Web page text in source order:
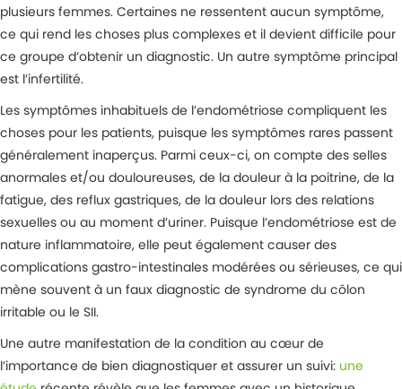
plusieurs femmes. Certaines ne ressentent aucun symptôme,
ce qui rend les choses plus complexes et il devient difficile pour
ce groupe d’obtenir un diagnostic. Un autre symptôme principal
est l’infertilité.
Les symptômes inhabituels de l’endométriose compliquent les
choses pour les patients, puisque les symptômes rares passent
généralement inaperçus. Parmi ceux-ci, on compte des selles
anormales et/ou douloureuses, de la douleur à la poitrine, de la
fatigue, des reflux gastriques, de la douleur lors des relations
sexuelles ou au moment d’uriner. Puisque l’endométriose est de
nature inflammatoire, elle peut également causer des
complications gastro-intestinales modérées ou sérieuses, ce qui
mène souvent à un faux diagnostic de syndrome du côlon
irritable ou le SII.
Une autre manifestation de la condition au cœur de
l’importance de bien diagnostiquer et assurer un suivi: une